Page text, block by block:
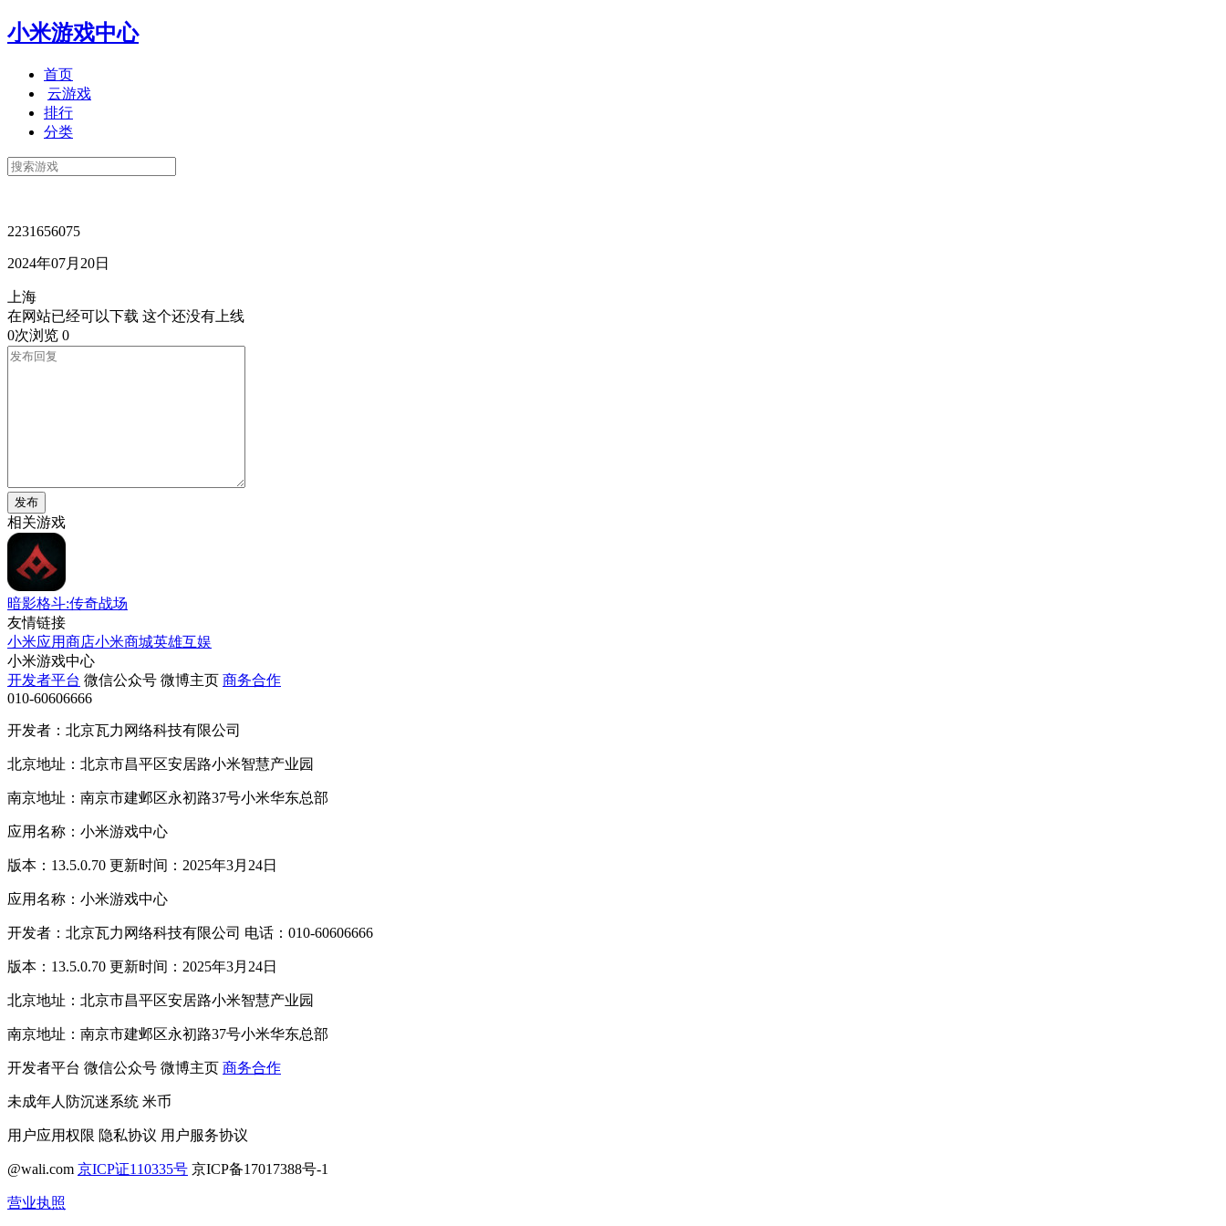
小米游戏中心
首页
云游戏
排行
分类
2231656075
2024年07月20日
上海
在网站已经可以下载 这个还没有上线
0次浏览 0
发布
相关游戏
暗影格斗:传奇战场
友情链接
小米应用商店小米商城英雄互娱
小米游戏中心
开发者平台 微信公众号 微博主页 商务合作
010-60606666
开发者：北京瓦力网络科技有限公司
北京地址：北京市昌平区安居路小米智慧产业园
南京地址：南京市建邺区永初路37号小米华东总部
应用名称：小米游戏中心
版本：13.5.0.70 更新时间：2025年3月24日
应用名称：小米游戏中心
开发者：北京瓦力网络科技有限公司 电话：010-60606666
版本：13.5.0.70 更新时间：2025年3月24日
北京地址：北京市昌平区安居路小米智慧产业园
南京地址：南京市建邺区永初路37号小米华东总部
开发者平台 微信公众号 微博主页 商务合作
未成年人防沉迷系统 米币
用户应用权限 隐私协议 用户服务协议
@wali.com 京ICP证110335号 京ICP备17017388号-1
营业执照